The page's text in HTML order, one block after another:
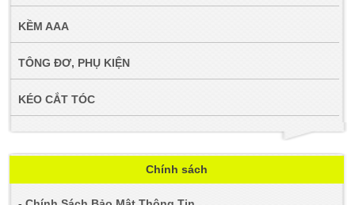
KỀM AAA
TÔNG ĐƠ, PHỤ KIỆN
KÉO CẮT TÓC
Chính sách